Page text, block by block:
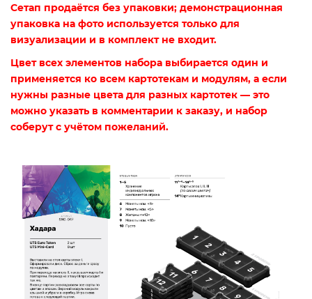
Сетап продаётся без упаковки; демонстрационная
упаковка на фото используется только для
визуализации и в комплект не входит.
Цвет всех элементов набора выбирается один и
применяется ко всем картотекам и модулям, а если
нужны разные цвета для разных картотек — это
можно указать в комментарии к заказу, и набор
соберут с учётом пожеланий.